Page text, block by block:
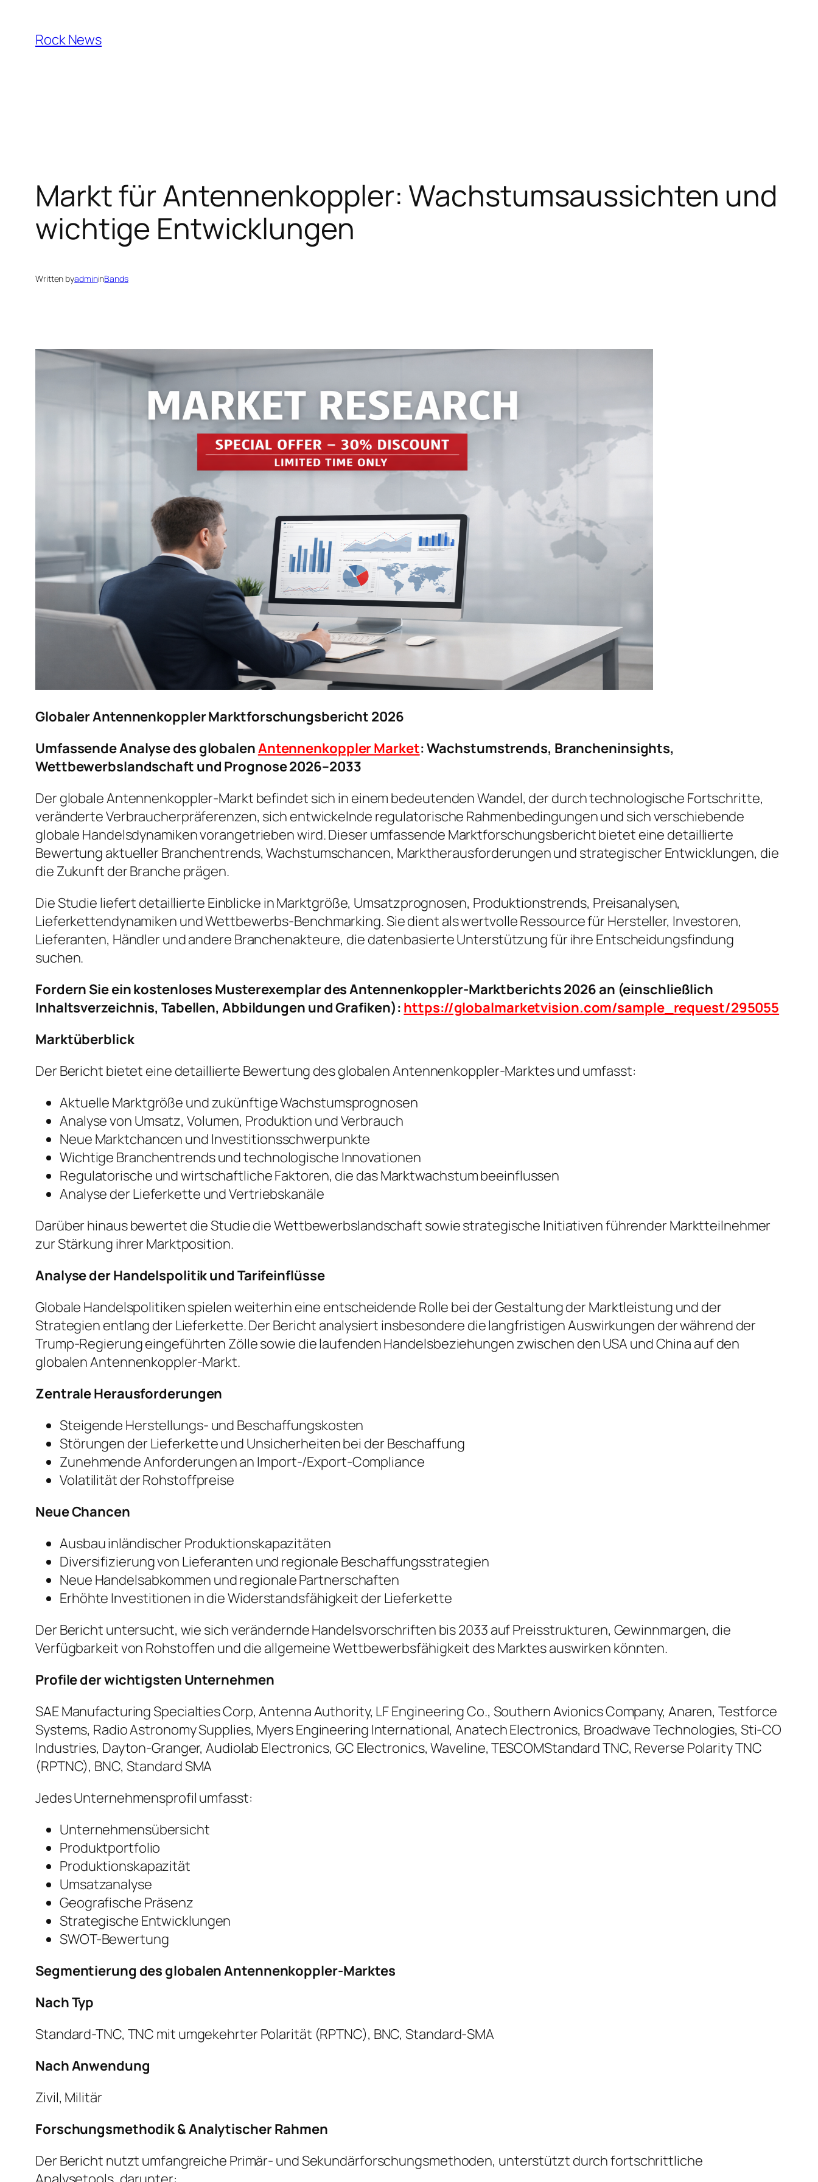
content
Rock News
Markt für Antennenkoppler: Wachstumsaussichten und
wichtige Entwicklungen
Written byadmininBands
Globaler Antennenkoppler Marktforschungsbericht 2026
Umfassende Analyse des globalenAntennenkoppler Market: Wachstumstrends, Brancheninsights,
Wettbewerbslandschaft und Prognose 2026–2033
Der globale Antennenkoppler-Markt befindet sich in einem bedeutenden Wandel, der durch technologische Fortschritte,
veränderte Verbraucherpräferenzen, sich entwickelnde regulatorische Rahmenbedingungen und sich verschiebende
globale Handelsdynamiken vorangetrieben wird. Dieser umfassende Marktforschungsbericht bietet eine detaillierte
Bewertung aktueller Branchentrends, Wachstumschancen, Marktherausforderungen und strategischer Entwicklungen, die
die Zukunft der Branche prägen.
Die Studie liefert detaillierte Einblicke in Marktgröße, Umsatzprognosen, Produktionstrends, Preisanalysen,
Lieferkettendynamiken und Wettbewerbs-Benchmarking. Sie dient als wertvolle Ressource für Hersteller, Investoren,
Lieferanten, Händler und andere Branchenakteure, die datenbasierte Unterstützung für ihre Entscheidungsfindung
suchen.
Fordern Sie ein kostenloses Musterexemplar des Antennenkoppler-Marktberichts 2026 an (einschließlich
Inhaltsverzeichnis, Tabellen, Abbildungen und Grafiken): https://globalmarketvision.com/sample_request/295055
Marktüberblick
Der Bericht bietet eine detaillierte Bewertung des globalen Antennenkoppler-Marktes und umfasst:
Aktuelle Marktgröße und zukünftige Wachstumsprognosen
Analyse von Umsatz, Volumen, Produktion und Verbrauch
Neue Marktchancen und Investitionsschwerpunkte
Wichtige Branchentrends und technologische Innovationen
Regulatorische und wirtschaftliche Faktoren, die das Marktwachstum beeinflussen
Analyse der Lieferkette und Vertriebskanäle
Darüber hinaus bewertet die Studie die Wettbewerbslandschaft sowie strategische Initiativen führender Marktteilnehmer
zur Stärkung ihrer Marktposition.
Analyse der Handelspolitik und Tarifeinflüsse
Globale Handelspolitiken spielen weiterhin eine entscheidende Rolle bei der Gestaltung der Marktleistung und der
Strategien entlang der Lieferkette. Der Bericht analysiert insbesondere die langfristigen Auswirkungen der während der
Trump-Regierung eingeführten Zölle sowie die laufenden Handelsbeziehungen zwischen den USA und China auf den
globalen Antennenkoppler-Markt.
Zentrale Herausforderungen
Steigende Herstellungs- und Beschaffungskosten
Störungen der Lieferkette und Unsicherheiten bei der Beschaffung
Zunehmende Anforderungen an Import-/Export-Compliance
Volatilität der Rohstoffpreise
Neue Chancen
Ausbau inländischer Produktionskapazitäten
Diversifizierung von Lieferanten und regionale Beschaffungsstrategien
Neue Handelsabkommen und regionale Partnerschaften
Erhöhte Investitionen in die Widerstandsfähigkeit der Lieferkette
Der Bericht untersucht, wie sich verändernde Handelsvorschriften bis 2033 auf Preisstrukturen, Gewinnmargen, die
Verfügbarkeit von Rohstoffen und die allgemeine Wettbewerbsfähigkeit des Marktes auswirken könnten.
Profile der wichtigsten Unternehmen
SAE Manufacturing Specialties Corp, Antenna Authority, LF Engineering Co., Southern Avionics Company, Anaren, Testforce
Systems, Radio Astronomy Supplies, Myers Engineering International, Anatech Electronics, Broadwave Technologies, Sti-CO
Industries, Dayton-Granger, Audiolab Electronics, GC Electronics, Waveline, TESCOMStandard TNC, Reverse Polarity TNC
(RPTNC), BNC, Standard SMA
Jedes Unternehmensprofil umfasst:
Unternehmensübersicht
Produktportfolio
Produktionskapazität
Umsatzanalyse
Geografische Präsenz
Strategische Entwicklungen
SWOT-Bewertung
Segmentierung des globalen Antennenkoppler-Marktes
Nach Typ
Standard-TNC, TNC mit umgekehrter Polarität (RPTNC), BNC, Standard-SMA
Nach Anwendung
Zivil, Militär
Forschungsmethodik & Analytischer Rahmen
Der Bericht nutzt umfangreiche Primär- und Sekundärforschungsmethoden, unterstützt durch fortschrittliche